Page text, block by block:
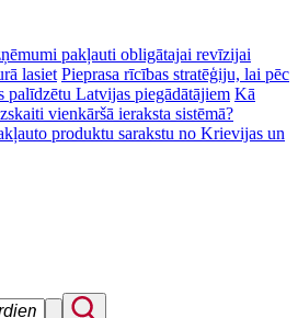
pakļauti obligātajai revīzijai
lasiet Pieprasa rīcības stratēģiju, lai pēc
Latvijas piegādātājiem Kā
vienkāršā ieraksta sistēmā?
produktu sarakstu no Krievijas un